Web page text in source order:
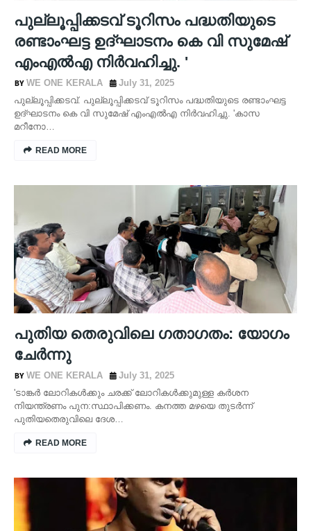
പുല്ലൂപ്പിക്കടവ് ടൂറിസം പദ്ധതിയുടെ
രണ്ടാംഘട്ട ഉദ്ഘാടനം കെ വി സുമേഷ്
എംഎൽഎ നിർവഹിച്ചു. '
WE ONE KERALA
July 31, 2025
പുല്ലൂപ്പിക്കടവ്. പുല്ലൂപ്പിക്കടവ് ടൂറിസം പദ്ധതിയുടെ രണ്ടാംഘട്ട
ഉദ്ഘാടനം കെ വി സുമേഷ് എംഎൽഎ നിർവഹിച്ചു. 'കാസ
മറീനോ…
READ MORE
പുതിയ തെരുവിലെ ഗതാഗതം: യോഗം
ചേർന്നു
WE ONE KERALA
July 31, 2025
'ടാങ്കർ ലോറികൾക്കും ചരക്ക് ലോറികൾക്കുമുള്ള കർശന
നിയന്ത്രണം പുന:സ്ഥാപിക്കണം. കനത്ത മഴയെ തുടർന്ന്
പുതിയതെരുവിലെ ദേശ…
READ MORE